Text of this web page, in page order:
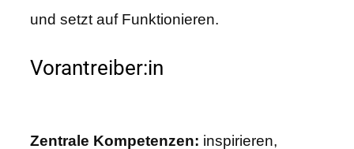
und setzt auf Funktionieren.
Vorantreiber:in
Zentrale Kompetenzen: inspirieren,